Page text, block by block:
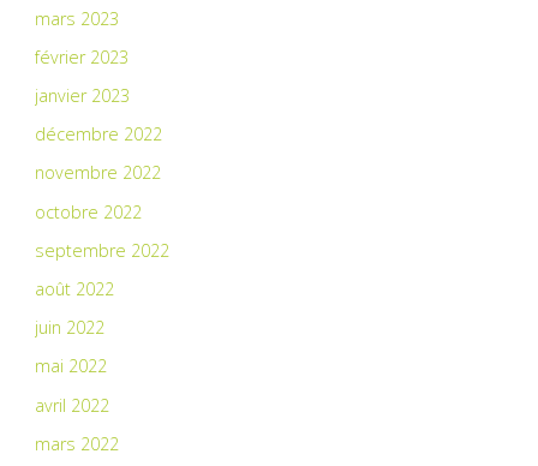
mars 2023
février 2023
janvier 2023
décembre 2022
novembre 2022
octobre 2022
septembre 2022
août 2022
juin 2022
mai 2022
avril 2022
mars 2022